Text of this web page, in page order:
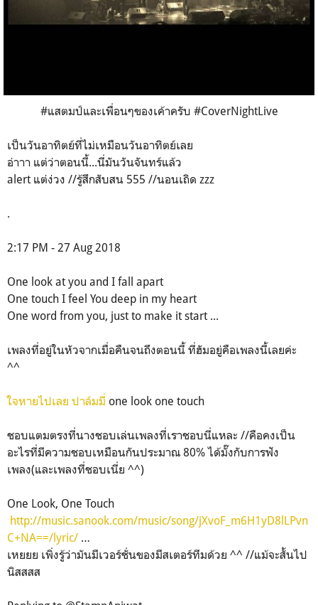
#แสตมป์และเพื่อนๆของเค้าครับ #CoverNightLive
เป็นวันอาทิตย์ที่ไม่เหมือนวันอาทิตย์เลย
อ่าาา แต่ว่าตอนนี้...นี่มันวันจันทร์แล้ว
alert แต่ง่วง //รู้สึกสับสน 555 //นอนเถิด zzz
.
2:17 PM - 27 Aug 2018
One look at you and I fall apart
One touch I feel You deep in my heart
One word from you, just to make it start ...
เพลงที่อยู่ในหัวจากเมื่อคืนจนถึงตอนนี้ ที่ฮัมอยู่คือเพลงนี้เลยค่ะ
^^
ใจหายไปเลย ปาล์มมี่ one look one touch
ชอบแตมตรงที่นางชอบเล่นเพลงที่เราชอบนี่แหละ //คือคงเป็น
อะไรที่มีความชอบเหมือนกันประมาณ 80% ได้มั๊งกับการฟัง
เพลง(และเพลงที่ชอบเนี่ย ^^)
One Look, One Touch
http://music.sanook.com/music/song/jXvoF_m6H1yD8lLPvn
C+NA==/lyric/ …
เหยยย เพิ่งรู้ว่ามันมีเวอร์ชั่นของมีสเตอร์ทีมด้วย ^^ //แม้จะสั้นไป
นิสสสส